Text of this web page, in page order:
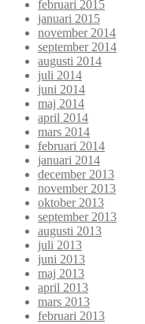
februari 2015
januari 2015
november 2014
september 2014
augusti 2014
juli 2014
juni 2014
maj 2014
april 2014
mars 2014
februari 2014
januari 2014
december 2013
november 2013
oktober 2013
september 2013
augusti 2013
juli 2013
juni 2013
maj 2013
april 2013
mars 2013
februari 2013